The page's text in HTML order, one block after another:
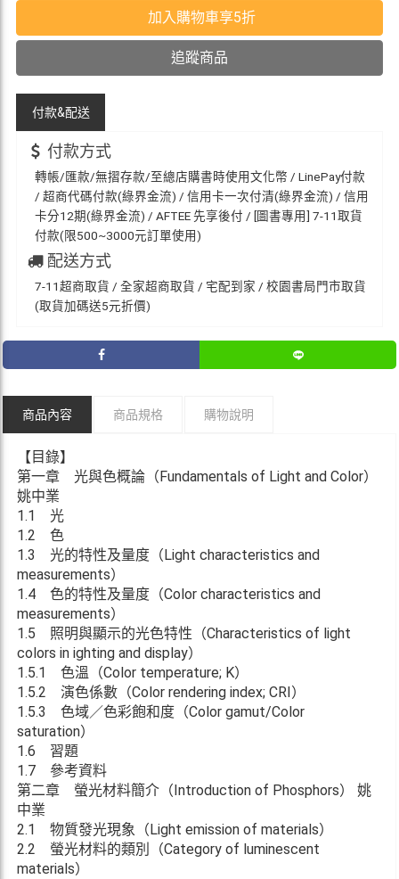
加入購物車享5折
追蹤商品
付款&配送
付款方式
轉帳/匯款/無摺存款/至總店購書時使用文化幣 / LinePay付款
/ 超商代碼付款(綠界金流) / 信用卡一次付清(綠界金流) / 信用
卡分12期(綠界金流) / AFTEE 先享後付 / [圖書專用] 7-11取貨
付款(限500~3000元訂單使用)
配送方式
7-11超商取貨 / 全家超商取貨 / 宅配到家 / 校園書局門市取貨
(取貨加碼送5元折價)
商品內容 商品規格 購物說明
【目錄】
第一章 光與色概論（Fundamentals of Light and Color）
姚中業
1.1 光
1.2 色
1.3 光的特性及量度（Light characteristics and
measurements）
1.4 色的特性及量度（Color characteristics and
measurements）
1.5 照明與顯示的光色特性（Characteristics of light
colors in ighting and display）
1.5.1 色溫（Color temperature; K）
1.5.2 演色係數（Color rendering index; CRI）
1.5.3 色域／色彩飽和度（Color gamut/Color
saturation）
1.6 習題
1.7 參考資料
第二章 螢光材料簡介（Introduction of Phosphors） 姚
中業
2.1 物質發光現象（Light emission of materials）
2.2 螢光材料的類別（Category of luminescent
materials）